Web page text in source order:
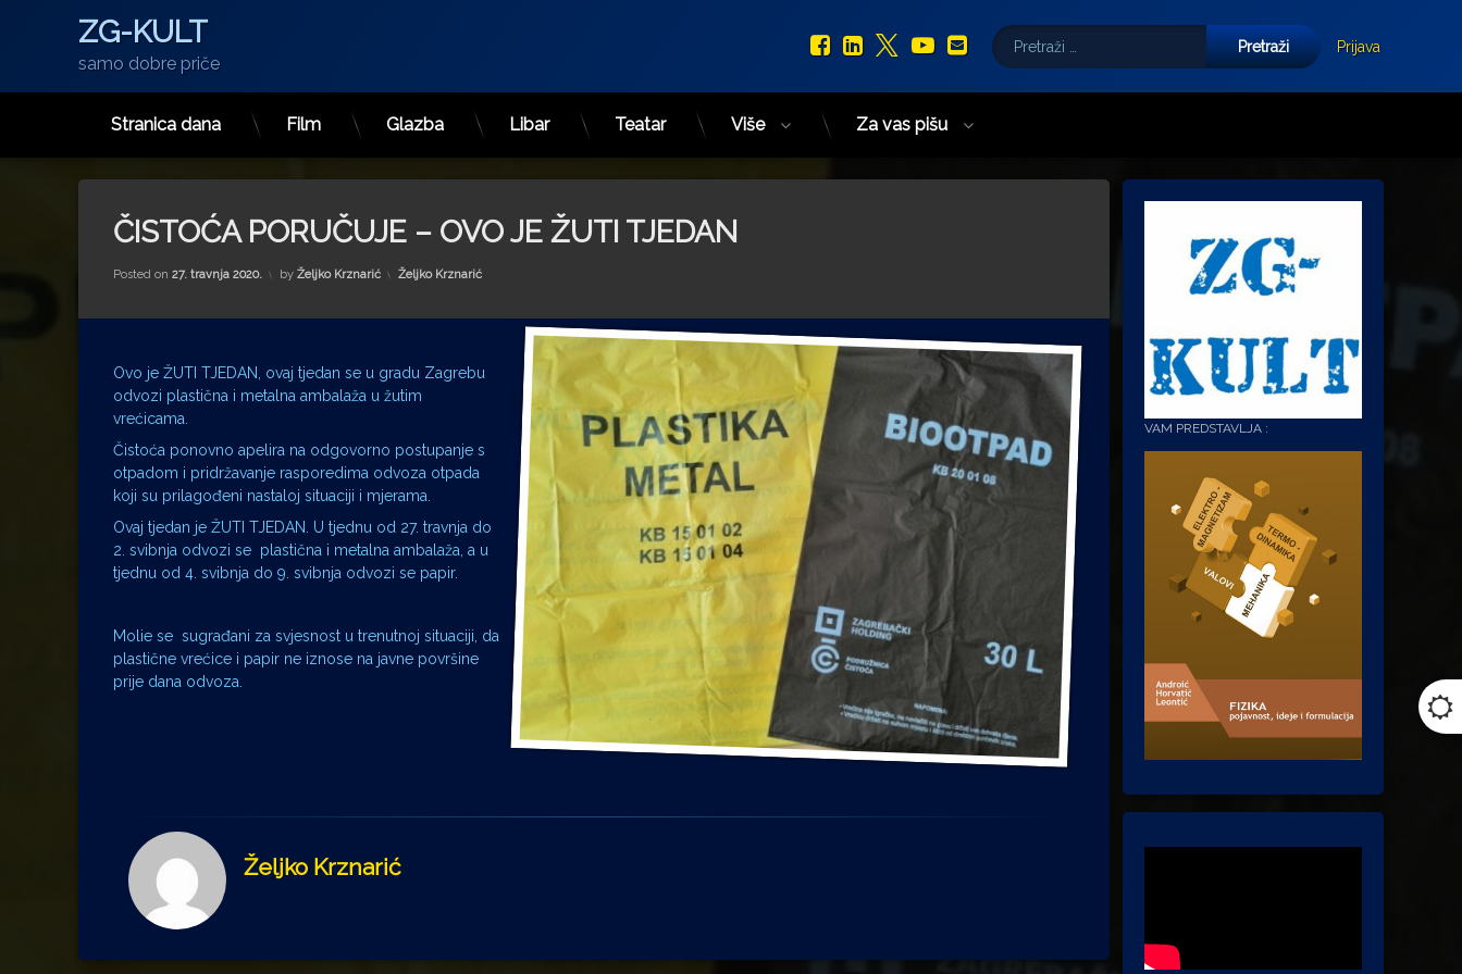
Preskoči
ZG-KULT
samo dobre priče
Facebook
LinkedIn
X.com
YouTube
E-mail
Pretraži:
Prijava
Stranica dana Film Glazba Libar Teatar Više Za vas pišu
ČISTOĆA PORUČUJE – OVO JE ŽUTI TJEDAN
Posted on 27. travnja 2020. by Željko Krznarić Kategorije:
Željko Krznarić
Ovo je ŽUTI TJEDAN, ovaj tjedan se u gradu Zagrebu
odvozi plastična i metalna ambalaža u žutim
vrećicama.
Čistoća ponovno apelira na odgovorno postupanje s
otpadom i pridržavanje rasporedima odvoza otpada
koji su prilagođeni nastaloj situaciji i mjerama.
Ovaj tjedan je ŽUTI TJEDAN. U tjednu od 27. travnja do
2. svibnja odvozi se plastična i metalna ambalaža, a u
tjednu od 4. svibnja do 9. svibnja odvozi se papir.
Molie se sugrađani za svjesnost u trenutnoj situaciji, da
plastične vrećice i papir ne iznose na javne površine
prije dana odvoza.
Željko Krznarić
VAM PREDSTAVLJA :